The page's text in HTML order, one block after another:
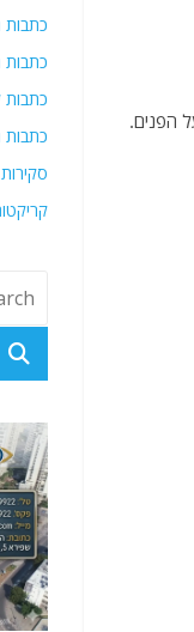
כתבות
כתבות
כתבות
כתבות
לא
צינור